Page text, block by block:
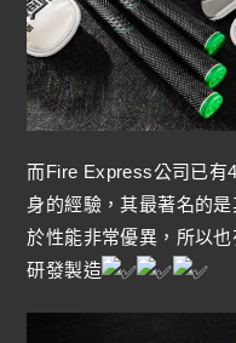
而Fire Express公司已有
身的經驗，其最著名的
於性能非常優異，所以
研發製造